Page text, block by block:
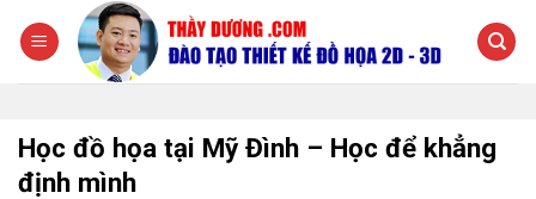
đến
Học đồ họa tại Mỹ Đình – Học để khẳng
định mình